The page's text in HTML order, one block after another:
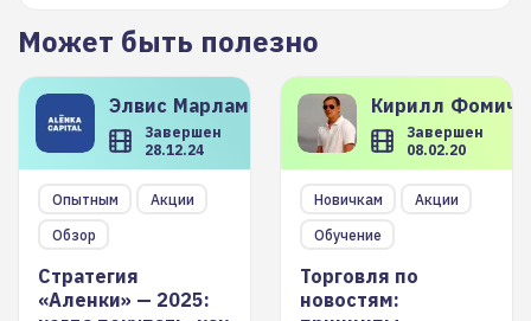
Может быть полезно
Элвис Марламов
Завершен
28.12.24
Опытным
Акции
Обзор
Стратегия
«Аленки» — 2025:
Кирилл
Завершен
08.02.20
Новичкам
Акции
Обучение
Торговля по
новостям: